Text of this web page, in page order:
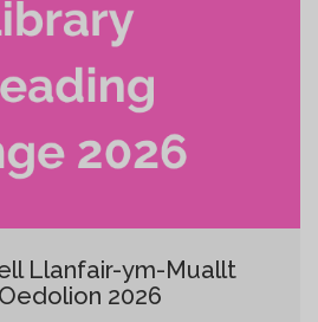
Llanfair-ym-Muallt
2026